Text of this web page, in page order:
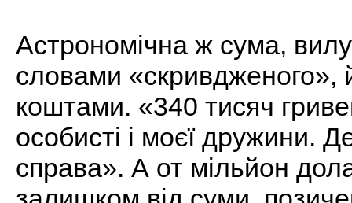
Астрономічна ж сума,
словами «скривдженого»,
коштами. «340 тисяч
особисті і моєї дружини.
справа». А от мільйон